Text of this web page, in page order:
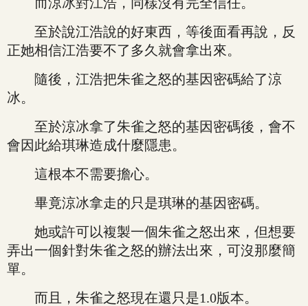
至於說江浩說的好東西，等後面看再說，反
正她相信江浩要不了多久就會拿出來。
隨後，江浩把朱雀之怒的基因密碼給了涼
冰。
至於涼冰拿了朱雀之怒的基因密碼後，會不
會因此給琪琳造成什麼隱患。
這根本不需要擔心。
畢竟涼冰拿走的只是琪琳的基因密碼。
她或許可以複製一個朱雀之怒出來，但想要
弄出一個針對朱雀之怒的辦法出來，可沒那麼簡
單。
而且，朱雀之怒現在還只是1.0版本。